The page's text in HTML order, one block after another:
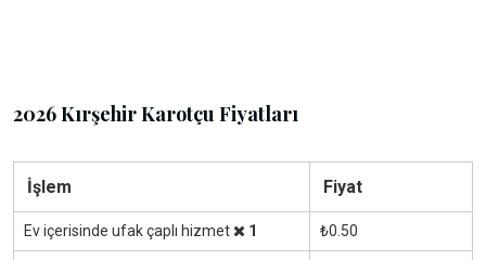
2026 Kırşehir Karotçu Fiyatları
İşlem Fiyat
Ev içerisinde ufak çaplı hizmet 1 ₺0.50